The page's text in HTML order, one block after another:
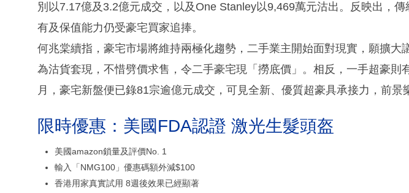
別以7.17億及3.2億元成交，以及One Stanley以9,469萬元沽出。反映出，
有及保值能力仍受豪宅買家追捧。
何兆棠續指，豪宅市場將維持兩極化趨勢，二手業主開始面對現實，願擴大
為沽貨套現，不惜劈價求售，令二手豪宅現「撈底價」。相反，一手超豪則
月，豪宅新盤便已錄81宗逾億元成交，可見全新、優質超豪具承接力，前景
限時優惠：美國FDA認證 激光生髮頭盔
美國amazon鎖量及評價No. 1
輸入「NMG100」優惠碼額外減$100
香港用家真實試用 8週後效果已經顯著